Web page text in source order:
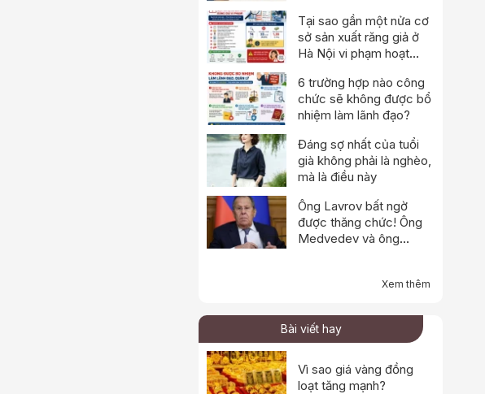
Tại sao gần một nửa cơ
sở sản xuất răng giả ở
Hà Nội vi phạm hoạt
6 trường hợp nào công
chức sẽ không được bổ
nhiệm làm lãnh đạo?
Đáng sợ nhất của tuổi
già không phải là nghèo,
mà là điều này
Ông Lavrov bất ngờ
được thăng chức! Ông
Medvedev và ông
Xem thêm
Bài viết hay
Vì sao giá vàng đồng
loạt tăng mạnh?